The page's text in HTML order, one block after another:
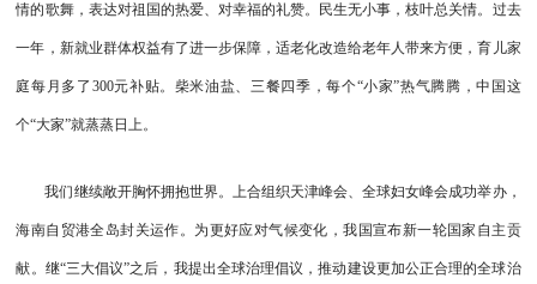
情的歌舞，表达对祖国的热爱、对幸福的礼赞。民生无小事，枝叶总关情。过去
一年，新就业群体权益有了进一步保障，适老化改造给老年人带来方便，育儿家
庭每月多了300元补贴。柴米油盐、三餐四季，每个“小家”热气腾腾，中国这
个“大家”就蒸蒸日上。
我们继续敞开胸怀拥抱世界。上合组织天津峰会、全球妇女峰会成功举办，
海南自贸港全岛封关运作。为更好应对气候变化，我国宣布新一轮国家自主贡
献。继“三大倡议”之后，我提出全球治理倡议，推动建设更加公正合理的全球治